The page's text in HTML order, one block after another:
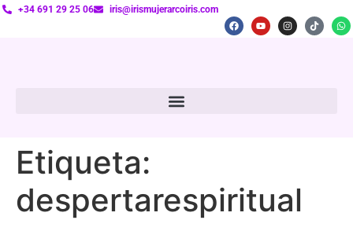
+34 691 29 25 06 iris@irismujerarcoiris.com
Etiqueta:
despertarespiritual